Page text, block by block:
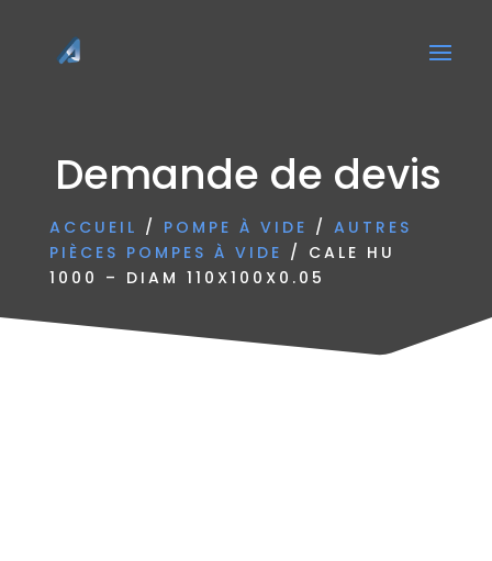
Demande de devis
ACCUEIL / POMPE À VIDE / AUTRES
PIÈCES POMPES À VIDE / CALE HU
1000 – DIAM 110X100X0.05